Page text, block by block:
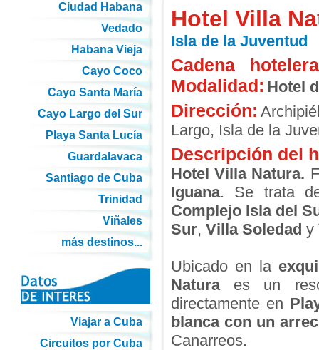
Hotel Villa
Isla de la Juventud
Cadena
Modalidad: Hotel
Dirección:
Largo, Isla de la
Descripción del
Hotel Villa Natura.
Iguana. Se trata
Complejo Isla del
Sur, Villa Soledad y
Ubicado en la
Naturaes un
directamente en
blanca con un
Canarreos.
Ciudad Habana
Vedado
Habana Vieja
Cayo Coco
Cayo Santa María
Cayo Largo del Sur
Playa Santa Lucía
Guardalavaca
Santiago de Cuba
Trinidad
Viñales
más destinos...
Viajar a Cuba
Circuitos por Cuba